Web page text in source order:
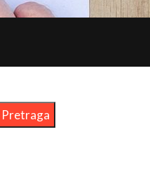
Pretraga